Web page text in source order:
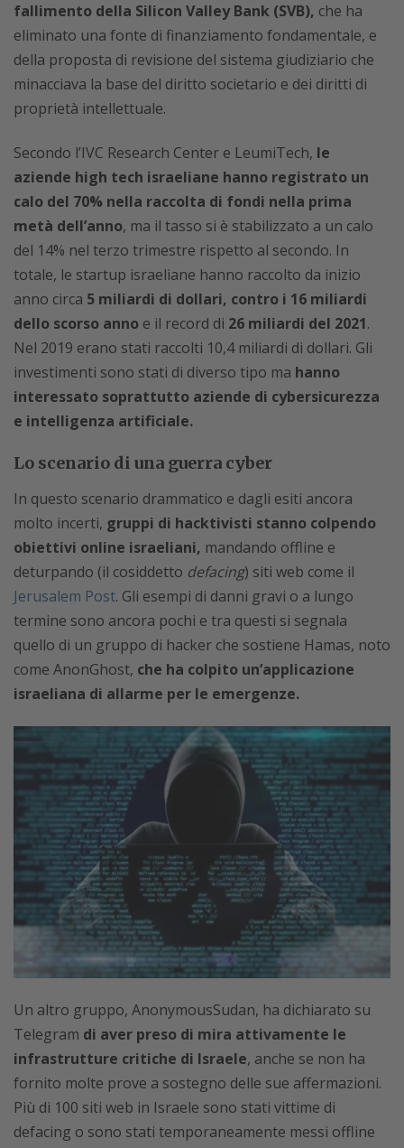
fallimento della Silicon Valley Bank (SVB), che ha
eliminato una fonte di finanziamento fondamentale, e
della proposta di revisione del sistema giudiziario che
minacciava la base del diritto societario e dei diritti di
proprietà intellettuale.
Secondo l’IVC Research Center e LeumiTech, le
aziende high tech israeliane hanno registrato un
calo del 70% nella raccolta di fondi nella prima
metà dell’anno, ma il tasso si è stabilizzato a un calo
del 14% nel terzo trimestre rispetto al secondo. In
totale, le startup israeliane hanno raccolto da inizio
anno circa 5 miliardi di dollari, contro i 16 miliardi
dello scorso anno e il record di 26 miliardi del 2021.
Nel 2019 erano stati raccolti 10,4 miliardi di dollari. Gli
investimenti sono stati di diverso tipo ma hanno
interessato soprattutto aziende di cybersicurezza
e intelligenza artificiale.
Lo scenario di una guerra cyber
In questo scenario drammatico e dagli esiti ancora
molto incerti, gruppi di hacktivisti stanno colpendo
obiettivi online israeliani, mandando offline e
deturpando (il cosiddetto defacing) siti web come il
Jerusalem Post. Gli esempi di danni gravi o a lungo
termine sono ancora pochi e tra questi si segnala
quello di un gruppo di hacker che sostiene Hamas, noto
come AnonGhost, che ha colpito un’applicazione
israeliana di allarme per le emergenze.
Un altro gruppo, AnonymousSudan, ha dichiarato su
Telegram di aver preso di mira attivamente le
infrastrutture critiche di Israele, anche se non ha
fornito molte prove a sostegno delle sue affermazioni.
Più di 100 siti web in Israele sono stati vittime di
defacing o sono stati temporaneamente messi offline